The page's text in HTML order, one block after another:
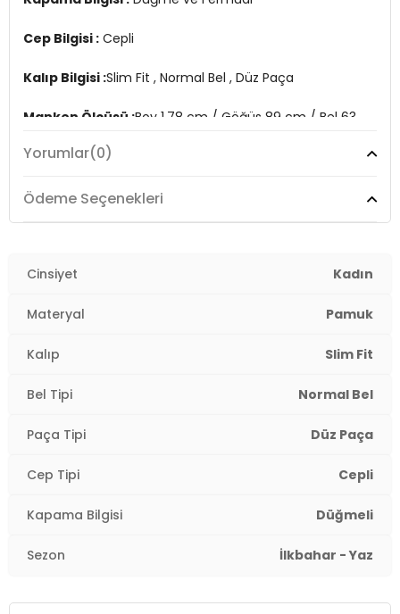
Cep Bilgisi : Cepli
Kalıp Bilgisi :Slim Fit , Normal Bel , Düz Paça
Manken Ölçüsü :Boy 1.78 cm / Göğüs 89 cm / Bel 63
2DY668Y5121.12
Yorumlar(0)
Ödeme Seçenekleri
Cinsiyet Kadın
Materyal Pamuk
Kalıp Slim Fit
Bel Tipi Normal Bel
Paça Tipi Düz Paça
Cep Tipi Cepli
Kapama Bilgisi Düğmeli
Sezon İlkbahar - Yaz